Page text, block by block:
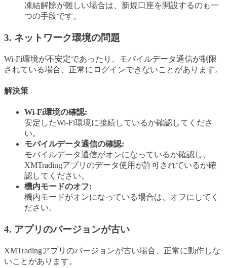
凍結解除が難しい場合は、新規口座を開設するのも一
つの手段です。
3. ネットワーク環境の問題
Wi-Fi環境が不安定であったり、モバイルデータ通信が制限
されている場合、正常にログインできないことがあります。
解決策
Wi-Fi環境の確認:
安定したWi-Fi環境に接続しているか確認してくださ
い。
モバイルデータ通信の確認:
モバイルデータ通信がオンになっているか確認し、
XMTradingアプリのデータ使用が許可されているか確
認してください。
機内モードのオフ:
機内モードがオンになっている場合は、オフにしてく
ださい。
4. アプリのバージョンが古い
XMTradingアプリのバージョンが古い場合、正常に動作しな
いことがあります。